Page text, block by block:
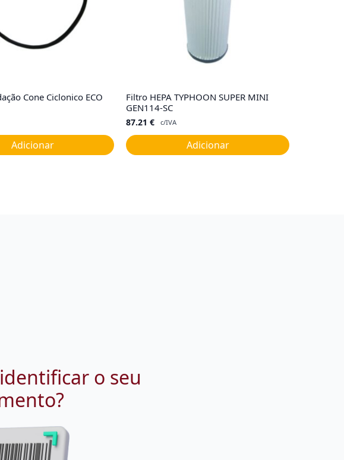
Cone Ciclonico ECO
Adicionar
Filtro HEPA TYPHOON SUPER MINI
GEN114-SC
87.21 € c/IVA
Adicionar
o seu